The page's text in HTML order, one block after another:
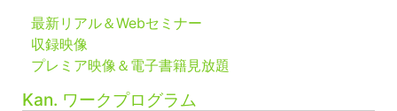
最新リアル＆Webセミナー
収録映像
プレミア映像＆電子書籍見放題
Kan. ワークプログラム